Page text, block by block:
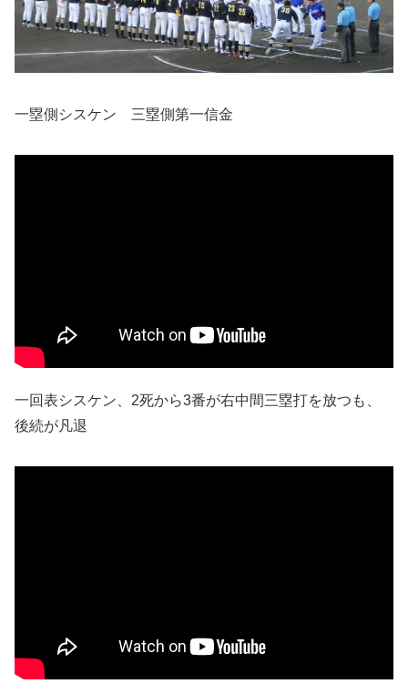
一塁側シスケン 三塁側第一信金
一回表シスケン、2死から3番が右中間三塁打を放つも、
後続が凡退